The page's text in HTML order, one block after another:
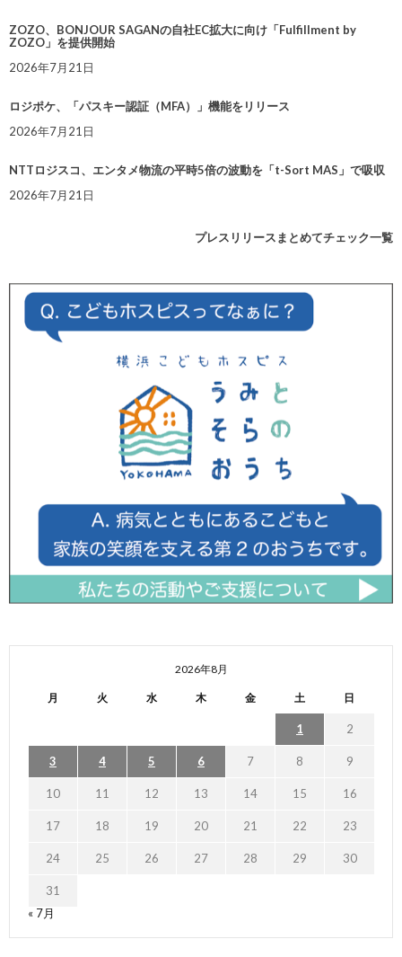
ZOZO、BONJOUR SAGANの自社EC拡大に向け「Fulfillment by
ZOZO」を提供開始
2026年7月21日
ロジポケ、「パスキー認証（MFA）」機能をリリース
2026年7月21日
NTTロジスコ、エンタメ物流の平時5倍の波動を「t-Sort MAS」で吸収
2026年7月21日
プレスリリースまとめてチェック一覧
2026年8月
月 火 水 木 金 土 日
1 2
3 4 5 6 7 8 9
10 11 12 13 14 15 16
17 18 19 20 21 22 23
24 25 26 27 28 29 30
31
« 7月